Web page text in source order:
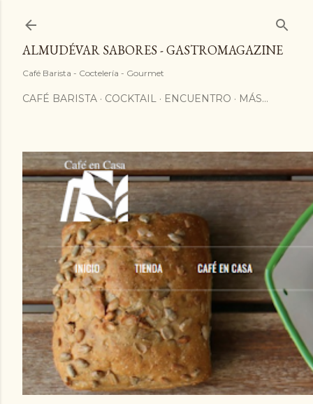
ALMUDÉVAR SABORES - GASTROMAGAZINE
Café Barista - Coctelería - Gourmet
CAFÉ BARISTA COCKTAIL ENCUENTRO MÁS…